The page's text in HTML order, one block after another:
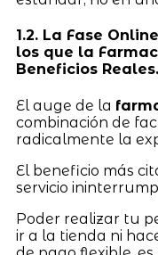
1.2. La Fase
los que la
Beneficios Reales.
El auge de la
combinación de
radicalmente la
El beneficio más
servicio
Poder realizar tu
ir a la tienda ni